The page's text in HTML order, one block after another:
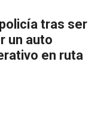
tras ser
un auto
en ruta